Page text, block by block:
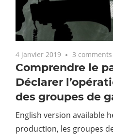
4 janvier 2019 3 comments
Comprendre le
Déclarer
des groupes de
English version available
production, les groupes